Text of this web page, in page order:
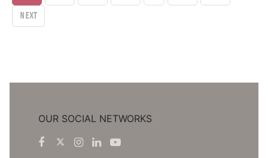
Next
OUR SOCIAL NETWORKS